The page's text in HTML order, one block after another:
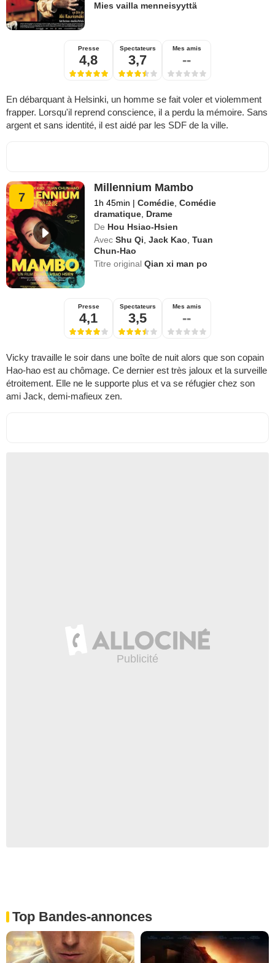
Mies vailla menneisyyttä
Presse
4,8
Spectateurs
3,7
Mes amis
--
En débarquant à Helsinki, un homme se fait voler et violemment
frapper. Lorsqu'il reprend conscience, il a perdu la mémoire. Sans
argent et sans identité, il est aidé par les SDF de la ville.
7
Millennium Mambo
1h 45min | Comédie ,Comédie
dramatique Drame
De Hou Hsiao-Hsien
Avec Shu Qi ,Jack Kao ,Tuan
Chun-Hao
Titre originalQian xi man po
Presse
4,1
Spectateurs
3,5
Mes amis
--
Vicky travaille le soir dans une boîte de nuit alors que son copain
Hao-hao est au chômage. Ce dernier est très jaloux et la surveille
étroitement. Elle ne le supporte plus et va se réfugier chez son
ami Jack, demi-mafieux zen.
Top Bandes-annonces